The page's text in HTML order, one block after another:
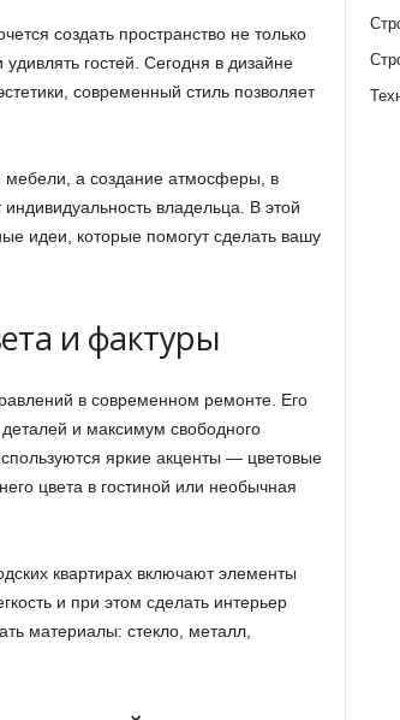
создать пространство не только
гостей. Сегодня в дизайне
современный стиль позволяет
а создание атмосферы, в
владельца. В этой
идеи, которые помогут сделать вашу
и фактуры
в современном ремонте. Его
и максимум свободного
яркие акценты — цветовые
цвета в гостиной или необычная
квартирах включают элементы
и при этом сделать интерьер
материалы: стекло, металл,